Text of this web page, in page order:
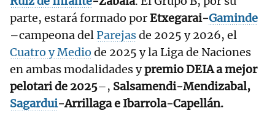
parte, estará formado porEtxegarai-Gaminde
–campeona delParejasde 2025 y 2026, el
Cuatro y Medio de 2025 y la Liga de Naciones
en ambas modalidades ypremio DEIA a mejor
pelotari de 2025–, Salsamendi-Mendizabal,
Sagardui-Arrillaga e Ibarrola-Capellán.